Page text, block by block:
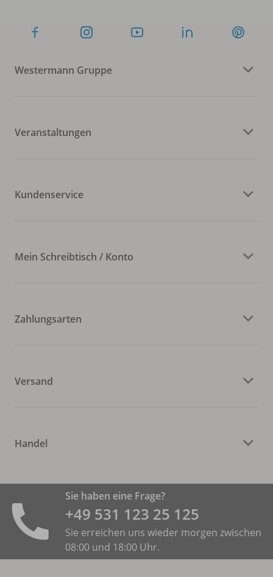
Westermann Gruppe
Veranstaltungen
Kundenservice
Mein Schreibtisch / Konto
Zahlungsarten
Versand
Handel
Sie haben eine Frage?
+49 531 ­123 25 125
Sie erreichen uns wieder morgen zwischen
08:00 und 18:00 Uhr.